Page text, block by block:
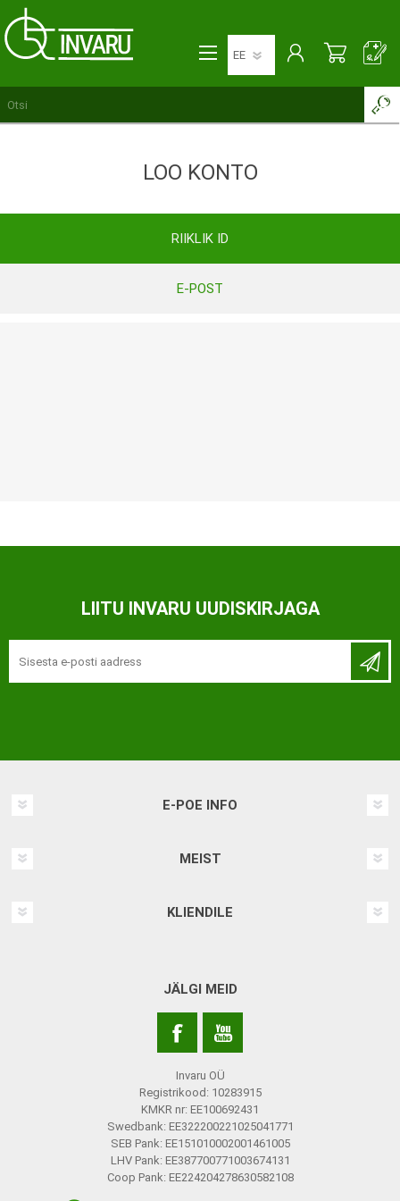
LOO KONTO
RIIKLIK ID
E-POST
LIITU INVARU UUDISKIRJAGA
E-POE INFO
MEIST
KLIENDILE
JÄLGI MEID
Invaru OÜ
Registrikood: 10283915
KMKR nr: EE100692431
Swedbank: EE322200221025041771
SEB Pank: EE151010002001461005
LHV Pank: EE387700771003674131
Coop Pank: EE224204278630582108